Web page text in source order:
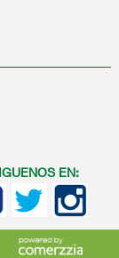
EN: